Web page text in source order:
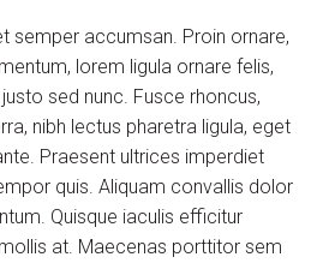
semper accumsan. Proin ornare,
lorem ligula ornare felis,
sed nunc. Fusce rhoncus,
nibh lectus pharetra ligula, eget
Praesent ultrices imperdiet
quis. Aliquam convallis dolor
Quisque iaculis efficitur
at. Maecenas porttitor sem